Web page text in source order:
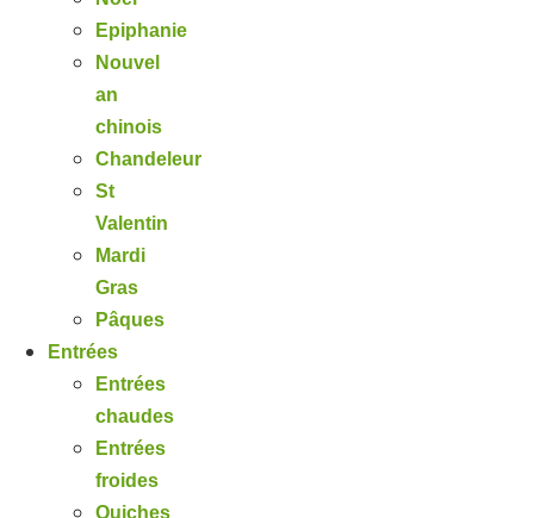
Epiphanie
Nouvel
an
chinois
Chandeleur
St
Valentin
Mardi
Gras
Pâques
Entrées
Entrées
chaudes
Entrées
froides
Quiches